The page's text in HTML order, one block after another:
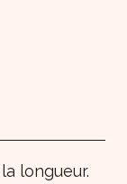
longueur.